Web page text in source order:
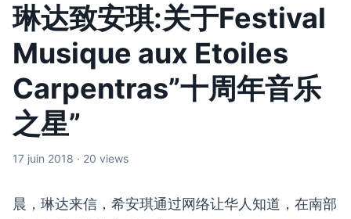
琳达致安琪:关于Festival
Musique aux Etoiles
Carpentras”十周年音乐
之星”
17 juin 2018 · 20 views
晨，琳达来信，希安琪通过网络让华人知道，在南部